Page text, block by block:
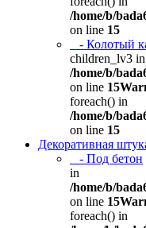
/home/b/
on line 15
- Колотый
children_lv3 in
/home/b/
on line 15
foreach() in
/home/b/
on line 15
Декоративная
- Под бетон
in
/home/b/
on line 15
foreach() in